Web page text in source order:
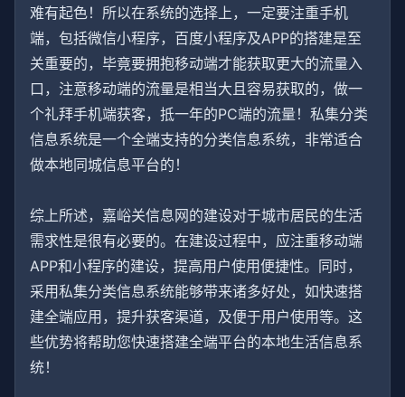
难有起色！所以在系统的选择上，一定要注重手机
端，包括微信小程序，百度小程序及APP的搭建是至
关重要的，毕竟要拥抱移动端才能获取更大的流量入
口，注意移动端的流量是相当大且容易获取的，做一
个礼拜手机端获客，抵一年的PC端的流量！私集分类
信息系统是一个全端支持的分类信息系统，非常适合
做本地同城信息平台的！
综上所述，嘉峪关信息网的建设对于城市居民的生活
需求性是很有必要的。在建设过程中，应注重移动端
APP和小程序的建设，提高用户使用便捷性。同时，
采用私集分类信息系统能够带来诸多好处，如快速搭
建全端应用，提升获客渠道，及便于用户使用等。这
些优势将帮助您快速搭建全端平台的本地生活信息系
统！